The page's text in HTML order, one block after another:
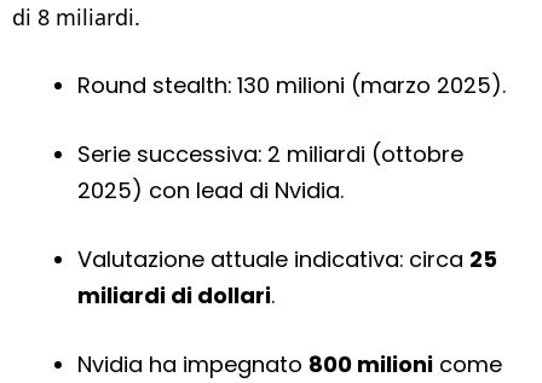
di 8 miliardi.
Round stealth: 130 milioni (marzo 2025).
Serie successiva: 2 miliardi (ottobre
2025) con lead di Nvidia.
Valutazione attuale indicativa: circa 25
miliardi di dollari.
Nvidia ha impegnato 800 milioni come